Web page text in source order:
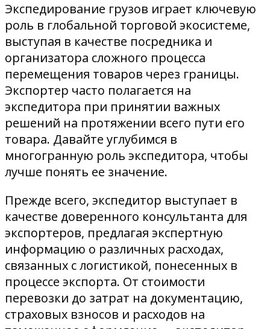
Экспедирование грузов играет ключевую
роль в глобальной торговой экосистеме,
выступая в качестве посредника и
организатора сложного процесса
перемещения товаров через границы.
Экспортер часто полагается на
экспедитора при принятии важных
решений на протяжении всего пути его
товара. Давайте углубимся в
многогранную роль экспедитора, чтобы
лучше понять ее значение.
Прежде всего, экспедитор выступает в
качестве доверенного консультанта для
экспортеров, предлагая экспертную
информацию о различных расходах,
связанных с логистикой, понесенных в
процессе экспорта. От стоимости
перевозки до затрат на документацию,
страховых взносов и расходов на